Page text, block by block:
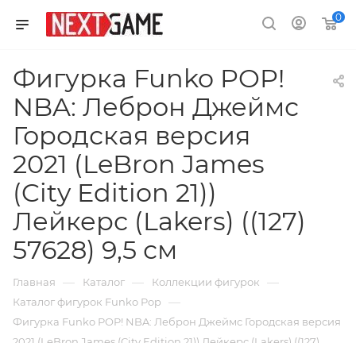
0
Фигурка Funko POP!
NBA: Леброн Джеймс
Городская версия
2021 (LeBron James
(City Edition 21))
Лейкерс (Lakers) ((127)
57628) 9,5 см
Главная — Каталог — Коллекции фигурок —
Каталог фигурок Funko Pop —
Фигурка Funko POP! NBA: Леброн Джеймс Городская версия